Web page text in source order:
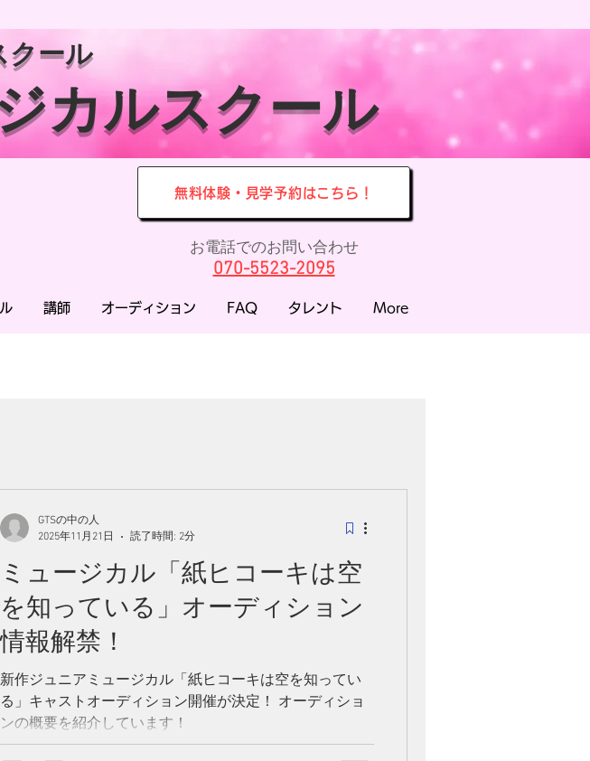
クール
カルスクール
無料体験・見学予約はこちら！
お電話でのお問い合わせ
070-5523-2095
講師 オーディション FAQ タレント More
ミュージカル「紙ヒコーキは空
を知っている」オーディション
情報解禁！
新作ジュニアミュージカル「紙ヒコーキは空を知ってい
る」キャストオーディション開催が決定！ オーディショ
ンの概要を紹介しています！
GTSの中の人
2025年11月21日
読了時間: 2分